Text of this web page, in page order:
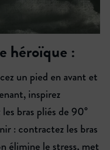
héroïque :
un pied en avant et
inspirez
bras pliés de 90°
: contractez les bras
élimine le stress, met